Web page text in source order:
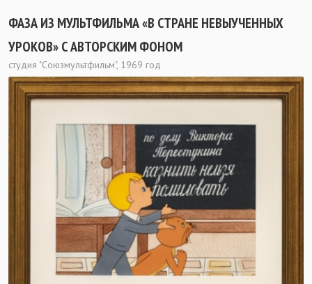
ФАЗА ИЗ МУЛЬТФИЛЬМА «В СТРАНЕ НЕВЫУЧЕННЫХ
УРОКОВ» С АВТОРСКИМ ФОНОМ
студия "Союзмультфильм", 1969 год